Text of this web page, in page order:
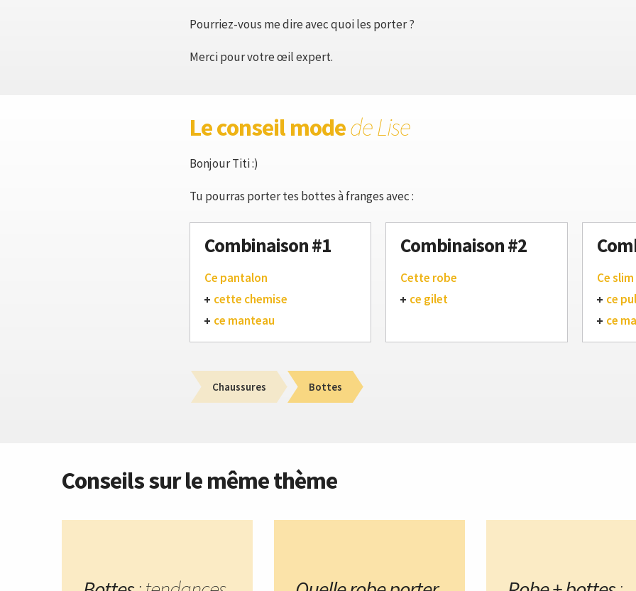
Pourriez-vous me dire avec quoi les porter ?
Merci pour votre œil expert.
Le conseil modede Lise
Bonjour Titi :)
Tu pourras porter tes bottes à franges avec :
Combinaison #1
Ce pantalon
cette chemise
ce manteau
Combinaison #2
Cette robe
ce gilet
Ce slim
ce
ce
Chaussures Bottes
Conseils sur le même thème